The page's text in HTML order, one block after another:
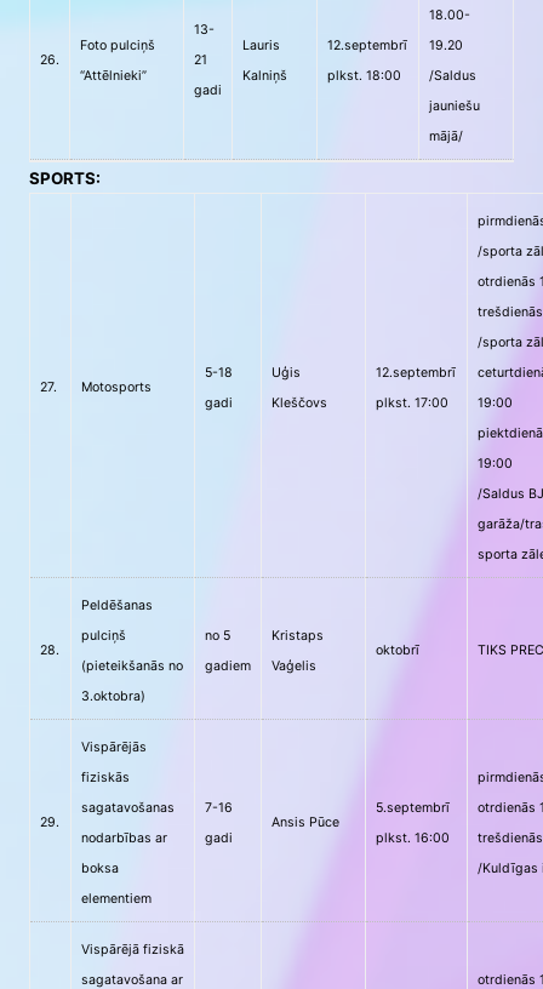
26.
Foto pulciņš
“Attēlnieki”
13-
21
gadi
Lauris
Kalniņš
12.septembrī
plkst. 18:00
18.00-
19.20
/Saldus
jauniešu
mājā/
SPORTS:
27. Motosports
5-18
gadi
Uģis
Kleščovs
12.septembrī
plkst. 17:00
/sporta
otrdienās
/sporta
19:00
19:00
/Saldus
garāža/
sporta
28.
Peldēšanas
pulciņš
(pieteikšanās no
3.oktobra)
no 5
gadiem
Kristaps
Vaģelis
oktobrī TIKS
29.
Vispārējās
fiziskās
sagatavošanas
nodarbības ar
boksa
elementiem
7-16
gadi
Ansis Pūce
5.septembrī
plkst. 16:00
otrdienās
/Kuldīgas
Vispārējā fiziskā
sagatavošana ar
otrdienās